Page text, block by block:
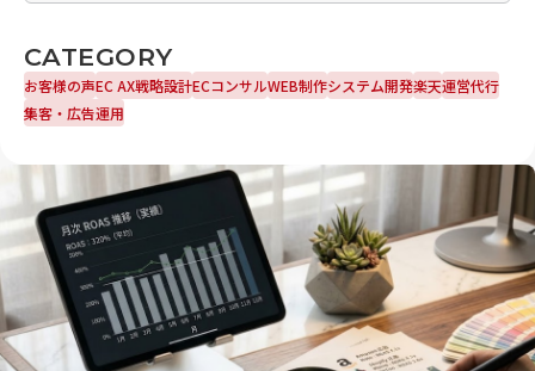
CATEGORY
お客様の声EC AX戦略設計ECコンサルWEB制作システム開発楽天運営代行
集客・広告運用